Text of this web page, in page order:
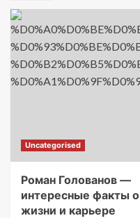
Uncategorised
Роман Голованов —
интересные факты о
жизни и карьере